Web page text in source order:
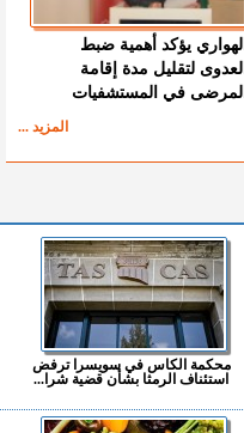
الهواري يؤكد أهمية ضبط
العدوى لتقليل مدة إقامة
المرضى في المستشفيات
المزيد ...
محكمة الكاس في سويسرا ترفض
استئناف الرمثا بشأن قضية شرا...